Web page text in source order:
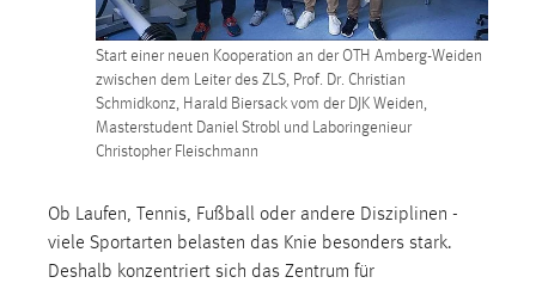
Start einer neuen Kooperation an der OTH Amberg-Weiden
zwischen dem Leiter des ZLS, Prof. Dr. Christian
Schmidkonz, Harald Biersack vom der DJK Weiden,
Masterstudent Daniel Strobl und Laboringenieur
Christopher Fleischmann
Ob Laufen, Tennis, Fußball oder andere Disziplinen -
viele Sportarten belasten das Knie besonders stark.
Deshalb konzentriert sich das Zentrum für